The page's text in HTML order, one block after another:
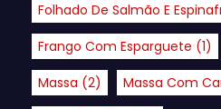
Folhado De Salmão E
Frango Com Esparguete (1)
Massa (2) Massa Com